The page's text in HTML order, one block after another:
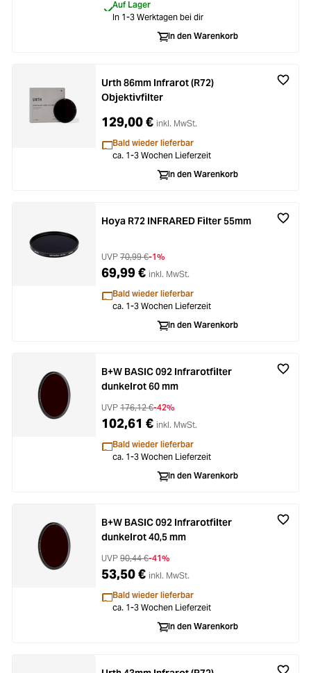
Auf Lager
In 1-3 Werktagen bei dir
In den Warenkorb
Urth 86mm Infrarot (R72)
Objektivfilter
129,00 € inkl. MwSt.
Bald wieder lieferbar
ca. 1-3 Wochen Lieferzeit
In den Warenkorb
Hoya R72 INFRARED Filter 55mm
UVP 70,99 €-1%
69,99 € inkl. MwSt.
Bald wieder lieferbar
ca. 1-3 Wochen Lieferzeit
In den Warenkorb
B+W BASIC 092 Infrarotfilter
dunkelrot 60 mm
UVP 176,12 €-42%
102,61 € inkl. MwSt.
Bald wieder lieferbar
ca. 1-3 Wochen Lieferzeit
In den Warenkorb
B+W BASIC 092 Infrarotfilter
dunkelrot 40,5 mm
UVP 90,44 €-41%
53,50 € inkl. MwSt.
Bald wieder lieferbar
ca. 1-3 Wochen Lieferzeit
In den Warenkorb